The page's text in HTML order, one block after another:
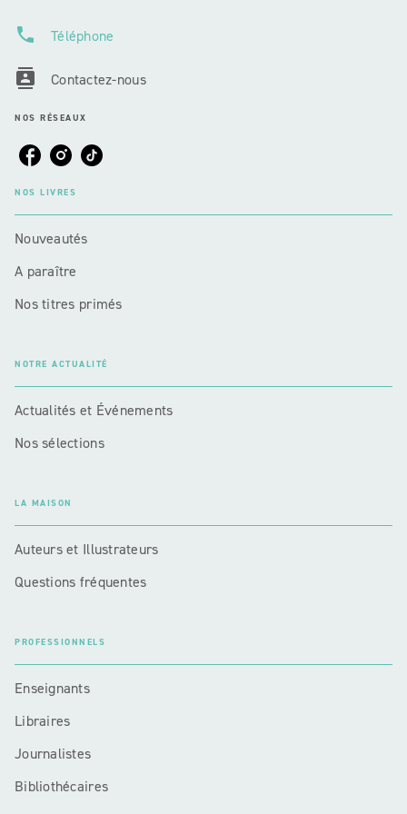
phone Téléphone
contacts Contactez-nous
NOS RÉSEAUX
NOS LIVRES
Nouveautés
A paraître
Nos titres primés
NOTRE ACTUALITÉ
Actualités et Événements
Nos sélections
LA MAISON
Auteurs et Illustrateurs
Questions fréquentes
PROFESSIONNELS
Enseignants
Libraires
Journalistes
Bibliothécaires